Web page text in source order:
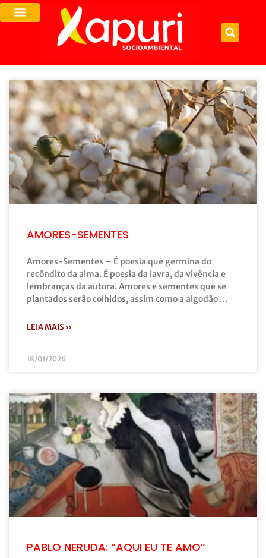
AMORES-SEMENTES
Amores-Sementes – É poesia que germina do
recôndito da alma. É poesia da lavra, da vivência e
lembranças da autora. Amores e sementes que se
plantados serão colhidos, assim como a algodão …
LEIA MAIS »
18/01/2026
PABLO NERUDA: “AQUI EU TE AMO”